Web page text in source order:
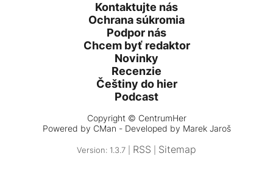
Kontaktujte nás
Ochrana súkromia
Podpor nás
Chcem byť redaktor
Novinky
Recenzie
Češtiny do hier
Podcast
Copyright © CentrumHer
Powered by CMan - Developed by Marek Jaroš
Version: 1.3.7 | RSS Sitemap